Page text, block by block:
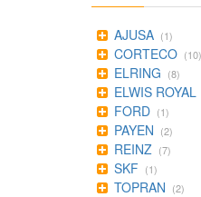
AJUSA (1)
CORTECO (10)
ELRING (8)
ELWIS ROYAL
FORD (1)
PAYEN (2)
REINZ (7)
SKF (1)
TOPRAN (2)